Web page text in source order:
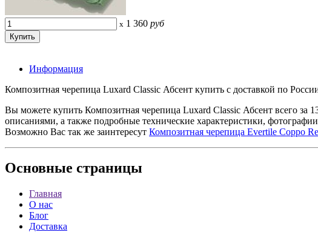
x 1 360 руб
Информация
Композитная черепица Luxard Classic Абсент купить с доставкой по
Вы можете купить Композитная черепица Luxard Classic Абсент всего
описаниями, а также подробные технические характеристики,
Возможно Вас так же заинтересут Композитная черепица Evertile Coppo
Основные страницы
Главная
О нас
Блог
Доставка